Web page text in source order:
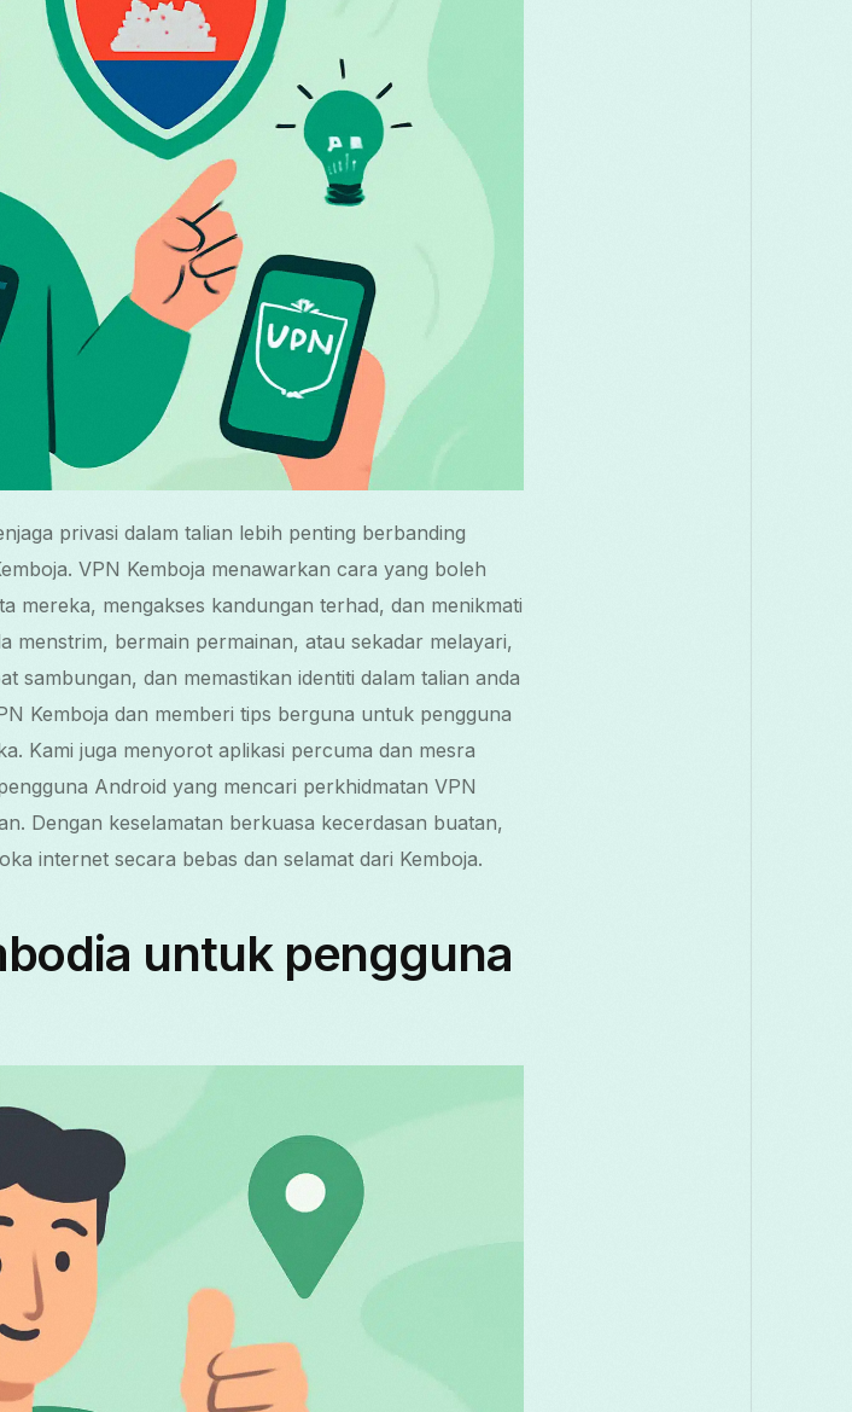
privasi dalam talian lebih penting berbanding
VPN Kemboja menawarkan cara yang boleh
mereka, mengakses kandungan terhad, dan menikmati
menstrim, bermain permainan, atau sekadar melayari,
sambungan, dan memastikan identiti dalam talian anda
Kemboja dan memberi tips berguna untuk pengguna
Kami juga menyorot aplikasi percuma dan mesra
Android yang mencari perkhidmatan VPN
Dengan keselamatan berkuasa kecerdasan buatan,
internet secara bebas dan selamat dari Kemboja.
untuk pengguna